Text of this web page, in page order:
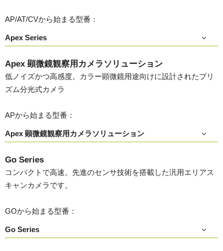
AP/AT/CVから始まる型番：
Apex Series
Apex 顕微鏡観察用カメラソリューション
低ノイズかつ高感度。カラー顕微鏡用途向けに設計されたプリ
ズム分光式カメラ
APから始まる型番：
Apex 顕微鏡観察用カメラソリューション
Go Series
コンパクトで高速。先進のセンサ技術を搭載した汎用エリアス
キャンカメラです。
GOから始まる型番：
Go Series